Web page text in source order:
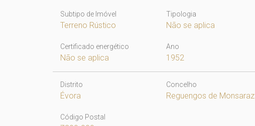
Subtipo de Imóvel
Terreno Rústico
Tipologia
Não se aplica
Certificado energético
Não se aplica
Ano
1952
Distrito
Évora
Concelho
Reguengos de Monsaraz
Código Postal